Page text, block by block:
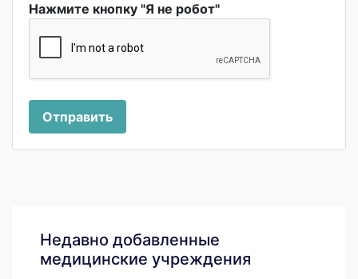
Нажмите кнопку "Я не робот"
Отправить
Недавно добавленные
медицинские учреждения